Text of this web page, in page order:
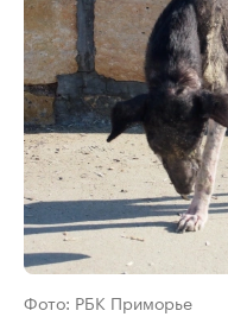
Фото: РБК Приморье